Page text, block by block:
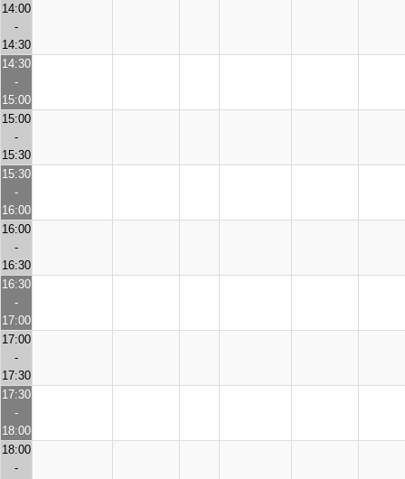
14:00
-
14:30
14:30
-
15:00
15:00
-
15:30
15:30
-
16:00
16:00
-
16:30
16:30
-
17:00
17:00
-
17:30
17:30
-
18:00
18:00
-